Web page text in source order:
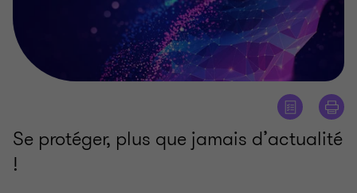
Se protéger, plus que jamais d’actualité
!